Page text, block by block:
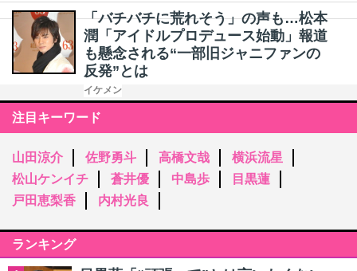
「バチバチに荒れそう」の声も…松本
潤「アイドルプロデュース始動」報道
も懸念される“一部旧ジャニファンの
反発”とは
イケメン
注目キーワード
山田涼介 佐野勇斗 高橋文哉
横浜流星
松山ケンイチ
蒼井優 中島歩
目黒蓮
戸田恵梨香
内村光良
ランキング